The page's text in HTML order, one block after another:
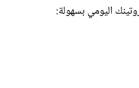
اليومي بسهولة: